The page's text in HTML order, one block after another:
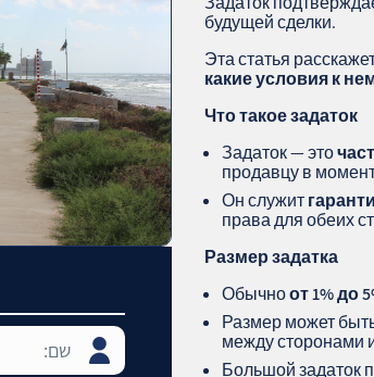
будущей сделки.
Эта статья
какие условия к
Что такое задаток
Задаток — это
продавцу в
Он служит
права для обеих
Размер задатка
Обычноот 1% до
Размер может
между сторонами
Большой задаток